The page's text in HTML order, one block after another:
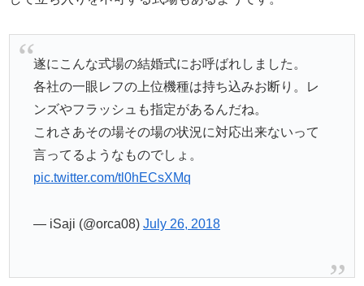
遂にこんな式場の結婚式にお呼ばれしました。
各社の一眼レフの上位機種は持ち込みお断り。レ
ンズやフラッシュも指定があるんだね。
これさあその場その場の状況に対応出来ないって
言ってるようなものでしょ。
pic.twitter.com/tl0hECsXMq
— iSaji (@orca08) July 26, 2018